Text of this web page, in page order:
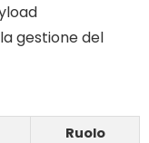
gestione del
Ruolo